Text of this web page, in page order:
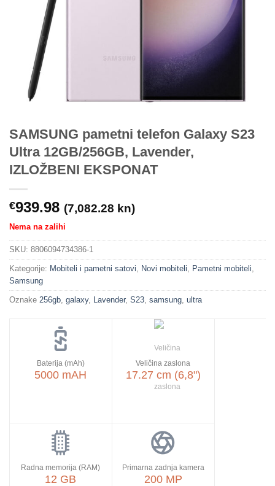
SAMSUNG pametni telefon Galaxy S23
Ultra 12GB/256GB, Lavender,
IZLOŽBENI EKSPONAT
€939.98 (7,082.28 kn)
Nema na zalihi
SKU: 8806094734386-1
Kategorije: Mobiteli i pametni satovi Novi mobiteli Pametni mobiteli
Samsung
Oznake 256gb galaxy, Lavender, S23 samsung ultra
Baterija (mAh)
5000 mAH
Veličina zaslona
17.27 cm (6,8")
Radna memorija (RAM)
12 GB
Primarna zadnja kamera
200 MP